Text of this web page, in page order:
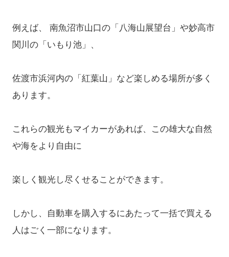
例えば、 南魚沼市山口の「八海山展望台」や妙高市
関川の「いもり池」、
佐渡市浜河内の「紅葉山」など楽しめる場所が多く
あります。
これらの観光もマイカーがあれば、この雄大な自然
や海をより自由に
楽しく観光し尽くせることができます。
しかし、自動車を購入するにあたって一括で買える
人はごく一部になります。